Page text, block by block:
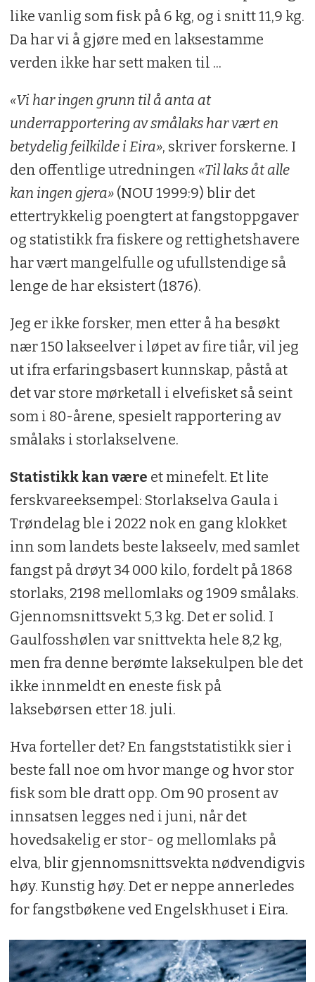
like vanlig som fisk på 6 kg, og i snitt 11,9 kg.
Da har vi å gjøre med en laksestamme
verden ikke har sett maken til ...
«Vi har ingen grunn til å anta at
underrapportering av smålaks har vært en
betydelig feilkilde i Eira», skriver forskerne. I
den offentlige utredningen «Til laks åt alle
kan ingen gjera»(NOU 1999:9) blir det
ettertrykkelig poengtert at fangstoppgaver
og statistikk fra fiskere og rettighetshavere
har vært mangelfulle og ufullstendige så
lenge de har eksistert (1876).
Jeg er ikke forsker, men etter å ha besøkt
nær 150 lakseelver i løpet av fire tiår, vil jeg
ut ifra erfaringsbasert kunnskap, påstå at
det var store mørketall i elvefisket så seint
som i 80-årene, spesielt rapportering av
smålaks i storlakselvene.
Statistikk kan være et minefelt. Et lite
ferskvareeksempel: Storlakselva Gaula i
Trøndelag ble i 2022 nok en gang klokket
inn som landets beste lakseelv, med samlet
fangst på drøyt 34 000 kilo, fordelt på 1868
storlaks, 2198 mellomlaks og 1909 smålaks.
Gjennomsnittsvekt 5,3 kg. Det er solid. I
Gaulfosshølen var snittvekta hele 8,2 kg,
men fra denne berømte laksekulpen ble det
ikke innmeldt en eneste fisk på
laksebørsen etter 18. juli.
Hva forteller det? En fangststatistikk sier i
beste fall noe om hvor mange og hvor stor
fisk som ble dratt opp. Om 90 prosent av
innsatsen legges ned i juni, når det
hovedsakelig er stor- og mellomlaks på
elva, blir gjennomsnittsvekta nødvendigvis
høy. Kunstig høy. Det er neppe annerledes
for fangstbøkene ved Engelskhuset i Eira.